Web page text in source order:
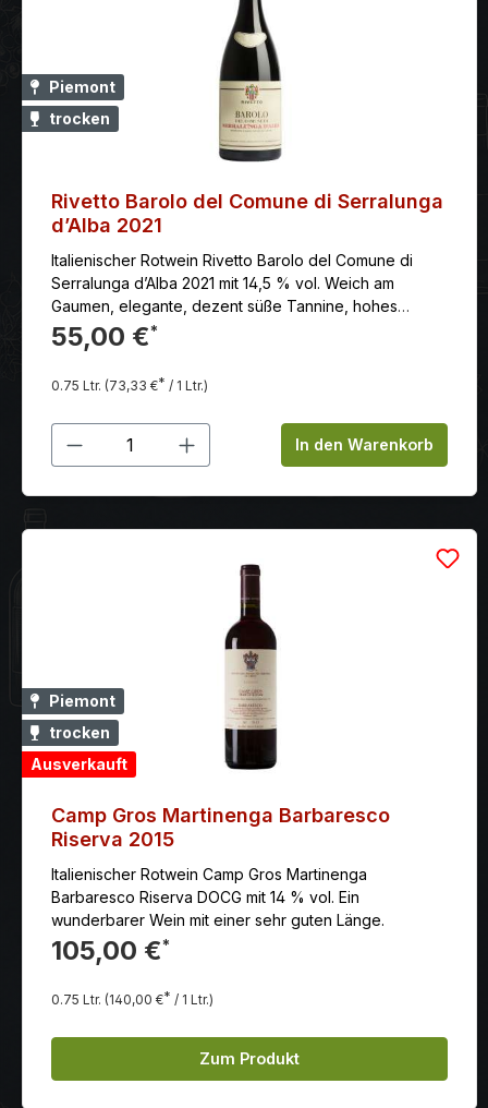
Piemont
trocken
Rivetto Barolo del Comune di Serralunga
d’Alba 2021
Italienischer Rotwein Rivetto Barolo del Comune di
Serralunga d’Alba 2021 mit 14,5 % vol. Weich am
Gaumen, elegante, dezent süße Tannine, hohes
Reifepotenzial
55,00 €*
0.75 Ltr. (73,33 €* / 1 Ltr.)
Produkt Anzahl: Gib denIn den Warenkorb
Piemont
trocken
Ausverkauft
Camp Gros Martinenga Barbaresco
Riserva 2015
Italienischer Rotwein Camp Gros Martinenga
Barbaresco Riserva DOCG mit 14 % vol. Ein
wunderbarer Wein mit einer sehr guten Länge.
105,00 €*
0.75 Ltr. (140,00 €* / 1 Ltr.)
Zum Produkt